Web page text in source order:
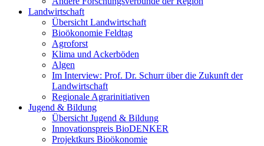
Landwirtschaft
Übersicht Landwirtschaft
Bioökonomie Feldtag
Agroforst
Klima und Ackerböden
Algen
Im Interview: Prof. Dr. Schurr über die Zukunft der
Landwirtschaft
Regionale Agrarinitiativen
Jugend & Bildung
Übersicht Jugend & Bildung
Innovationspreis BioDENKER
Projektkurs Bioökonomie